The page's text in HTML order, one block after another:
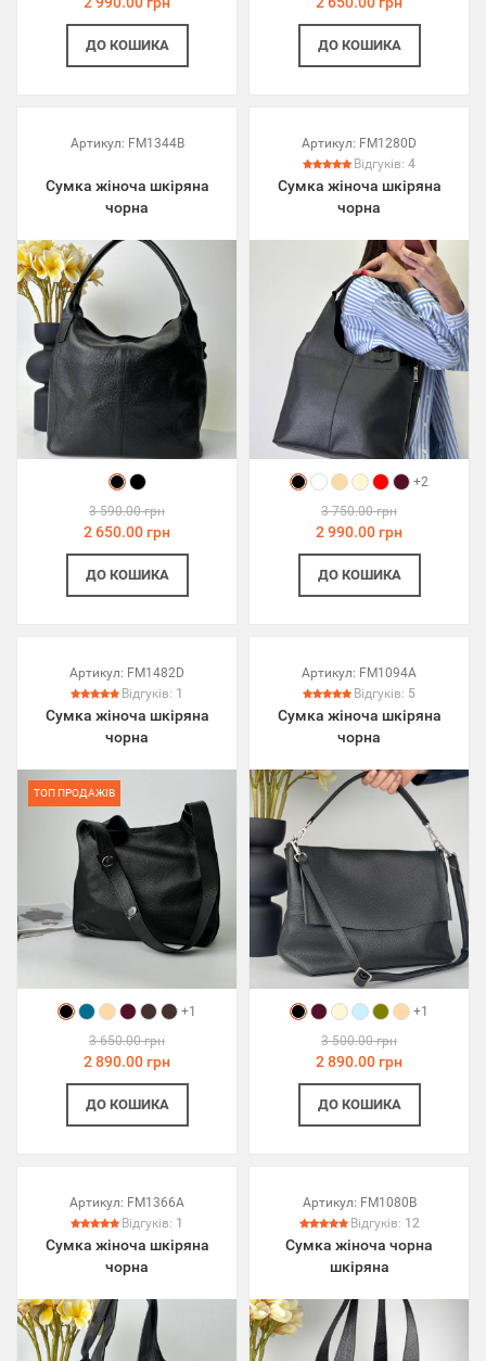
ДО КОШИКА ДО КОШИКА
Артикул: FM1344B
Сумка жіноча шкіряна
чорна
3 590.00 грн
2 650.00 грн
ДО КОШИКА
Артикул: FM1280D
Відгуків: 4
Сумка жіноча шкіряна
чорна
+2
3 750.00 грн
2 990.00 грн
ДО КОШИКА
Артикул: FM1482D
Відгуків: 1
Сумка жіноча шкіряна
чорна
ТОП ПРОДАЖІВ
+1
3 650.00 грн
2 890.00 грн
ДО КОШИКА
Артикул: FM1094A
Відгуків: 5
Сумка жіноча шкіряна
чорна
+1
3 500.00 грн
2 890.00 грн
ДО КОШИКА
Артикул: FM1366A
Відгуків: 1
Сумка жіноча шкіряна
чорна
Артикул: FM1080B
Відгуків: 12
Сумка жіноча чорна
шкіряна